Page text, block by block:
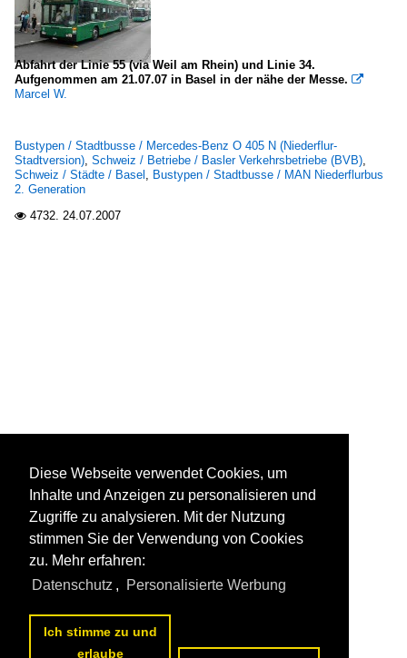
Abfahrt der Linie 55 (via Weil am Rhein) und Linie 34.
Aufgenommen am 21.07.07 in Basel in der nähe der Messe. 
Marcel W.
Bustypen / Stadtbusse / Mercedes-Benz O 405 N (Niederflur-
Stadtversion), Schweiz / Betriebe / Basler Verkehrsbetriebe (BVB),
Schweiz / Städte / Basel , Bustypen / Stadtbusse / MAN Niederflurbus
2. Generation
 4732. 24.07.2007
Diese Webseite verwendet Cookies, um
Inhalte und Anzeigen zu personalisieren und
Zugriffe zu analysieren. Mit der Nutzung
stimmen Sie der Verwendung von Cookies
zu. Mehr erfahren:
Datenschutz , Personalisierte Werbung
Ich stimme zu und
erlaube